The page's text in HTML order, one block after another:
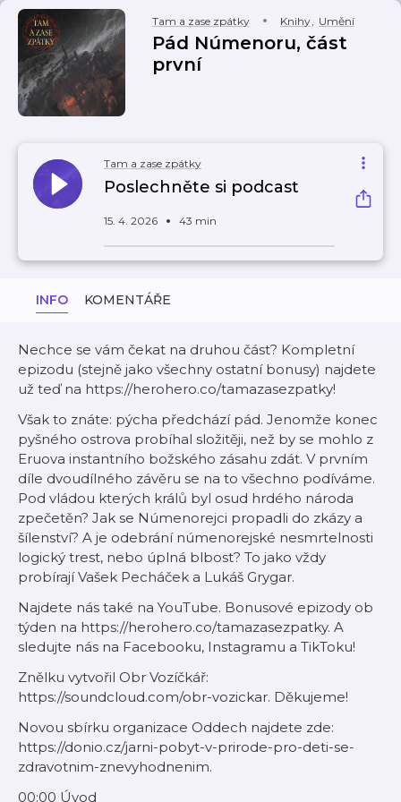
Tam a zase zpátky Knihy, Umění
Pád Númenoru, část
první
Tam a zase zpátky
Poslechněte si podcast
15. 4. 2026 43 min
INFO KOMENTÁŘE
Nechce se vám čekat na druhou část? Kompletní
epizodu (stejně jako všechny ostatní bonusy) najdete
už teď na https://herohero.co/tamazasezpatky!
Však to znáte: pýcha předchází pád. Jenomže konec
pyšného ostrova probíhal složitěji, než by se mohlo z
Eruova instantního božského zásahu zdát. V prvním
díle dvoudílného závěru se na to všechno podíváme.
Pod vládou kterých králů byl osud hrdého národa
zpečetěn? Jak se Númenorejci propadli do zkázy a
šílenství? A je odebrání númenorejské nesmrtelnosti
logický trest, nebo úplná blbost? To jako vždy
probírají Vašek Pecháček a Lukáš Grygar.
Najdete nás také na YouTube. Bonusové epizody ob
týden na https://herohero.co/tamazasezpatky. A
sledujte nás na Facebooku, Instagramu a TikToku!
Znělku vytvořil Obr Vozíčkář:
https://soundcloud.com/obr-vozickar. Děkujeme!
Novou sbírku organizace Oddech najdete zde:
https://donio.cz/jarni-pobyt-v-prirode-pro-deti-se-
zdravotnim-znevyhodnenim.
00:00 Úvod